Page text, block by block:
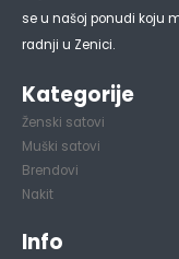
se u našoj ponudi koju
radnji u Zenici.
Kategorije
Ženski satovi
Muški satovi
Brendovi
Nakit
Info